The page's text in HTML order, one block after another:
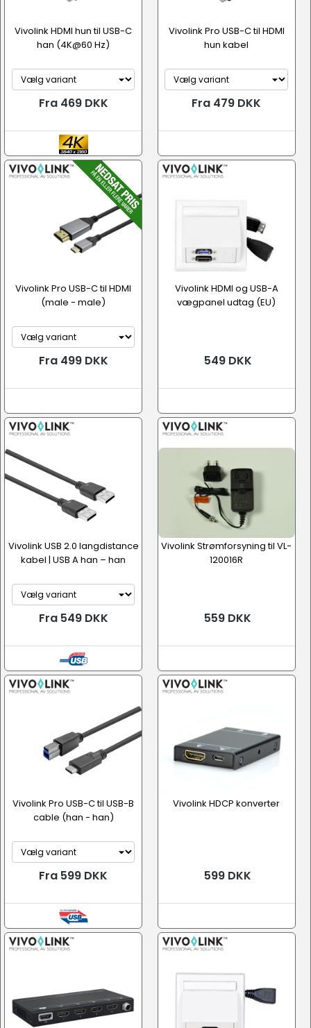
Vivolink HDMI hun til USB-C
han (4K@60 Hz)
Fra 469 DKK
Vivolink Pro USB-C til HDMI
hun kabel
Fra 479 DKK
Vivolink Pro USB-C til HDMI
(male - male)
Fra 499 DKK
Vivolink HDMI og USB-A
vægpanel udtag (EU)
549 DKK
Vivolink USB 2.0 langdistance
kabel | USB A han – han
Fra 549 DKK
Vivolink Strømforsyning til VL-
120016R
559 DKK
Vivolink Pro USB-C til USB-B
cable (han - han)
Fra 599 DKK
Vivolink HDCP konverter
599 DKK